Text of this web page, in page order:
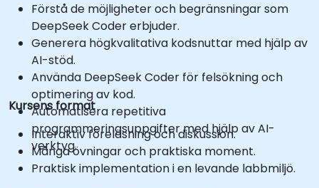
Förstå de möjligheter och begränsningar som
DeepSeek Coder erbjuder.
Generera högkvalitativa kodsnuttar med hjälp av
AI-stöd.
Använda DeepSeek Coder för felsökning och
optimering av kod.
Automatisera repetitiva
programmeringsuppgifter med hjälp av AI-
verktyg.
Kursens format
Interaktiv föreläsning och diskussion.
Många övningar och praktiska moment.
Praktisk implementation i en levande labbmiljö.